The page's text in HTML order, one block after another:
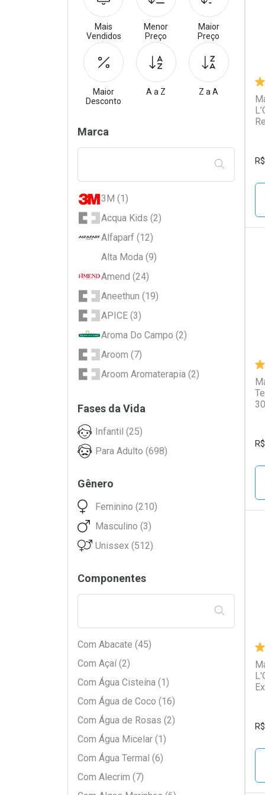
R$
R$
R$
Mais
Vendidos
Menor
Preço
Maior
Preço
Maior
Desconto
A a Z Z a A
Filtros
Marca
FILTRAR
3M (1)
Acqua Kids (2)
Alfaparf (12)
Alta Moda (9)
Amend (24)
Aneethun (19)
APICE (3)
Aroma Do Campo (2)
Aroom (7)
Aroom Aromaterapia (2)
Barba Forte (1)
Barbie (3)
Baruel (1)
Beleza Natural (56)
Bio Extratus (25)
Bioderm (10)
Biotropic (1)
Brylcreem (2)
Cadiveu (10)
Charming (1)
Cia Da Natureza (3)
Cimed (1)
Clear (2)
Coala Beauty (1)
Corpo Dourado (6)
Creamy (1)
Fases da Vida
Infantil (25)
Para Adulto (698)
Gênero
Feminino (210)
Masculino (3)
Unissex (512)
Componentes
FILTRAR
Com Abacate (45)
Com Açaí (2)
Com Água Cisteína (1)
Com Água de Coco (16)
Com Água de Rosas (2)
Com Água Micelar (1)
Com Água Termal (6)
Com Alecrim (7)